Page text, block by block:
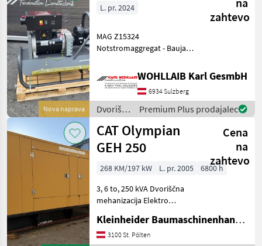
Nova naprava
zahtevo
L. pr. 2024
MAG Z15324
Notstromaggregat - Baujahr
Lager Verfügbar - Leistung
32, 4 kVa - Spannung 230 /
Trakt
WOHLLAIB Karl GesmbH
6934 Sulzberg
Dvoriščna
mehanizacija
/ MAG
Premium Plus prodajalec
CAT Olympian
GEH 250
Cena
na
zahtevo
268 KM/197 kW L. pr. 2005
6800 h
3, 6 to, 250 kVA Dvoriščna
mehanizacija Elektro
Kleinheider Baumaschinenhandel GmbH.
3100 St. Pölten